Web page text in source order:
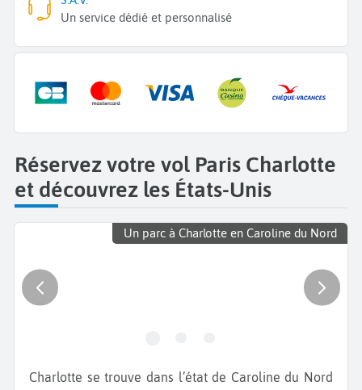
Un service dédié et personnalisé
Réservez votre vol Paris Charlotte
et découvrez les États-Unis
Un parc à Charlotte en Caroline du Nord
Charlotte se trouve dans l’état de Caroline du Nord